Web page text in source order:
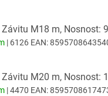
Závitu M18 m, Nosnost:
| 6126 EAN:
Závitu M20 m, Nosnost:
| 4470 EAN: